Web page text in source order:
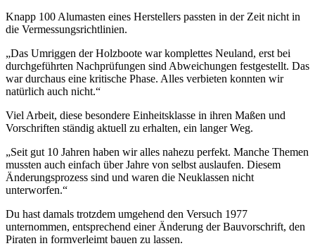
Knapp 100 Alumasten eines Herstellers passten in der Zeit nicht in
die Vermessungsrichtlinien.
„Das Umriggen der Holzboote war komplettes Neuland, erst bei
durchgeführten Nachprüfungen sind Abweichungen festgestellt. Das
war durchaus eine kritische Phase. Alles verbieten konnten wir
natürlich auch nicht.“
Viel Arbeit, diese besondere Einheitsklasse in ihren Maßen und
Vorschriften ständig aktuell zu erhalten, ein langer Weg.
„Seit gut 10 Jahren haben wir alles nahezu perfekt. Manche Themen
mussten auch einfach über Jahre von selbst auslaufen. Diesem
Änderungsprozess sind und waren die Neuklassen nicht
unterworfen.“
Du hast damals trotzdem umgehend den Versuch 1977
unternommen, entsprechend einer Änderung der Bauvorschrift, den
Piraten in formverleimt bauen zu lassen.